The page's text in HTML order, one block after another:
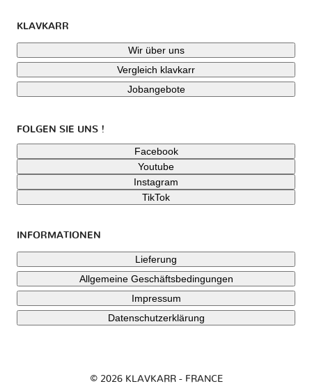
KLAVKARR
Wir über uns
Vergleich klavkarr
Jobangebote
FOLGEN SIE UNS !
Facebook
Youtube
Instagram
TikTok
INFORMATIONEN
Lieferung
Allgemeine Geschäftsbedingungen
Impressum
Datenschutzerklärung
© 2026 KLAVKARR - FRANCE